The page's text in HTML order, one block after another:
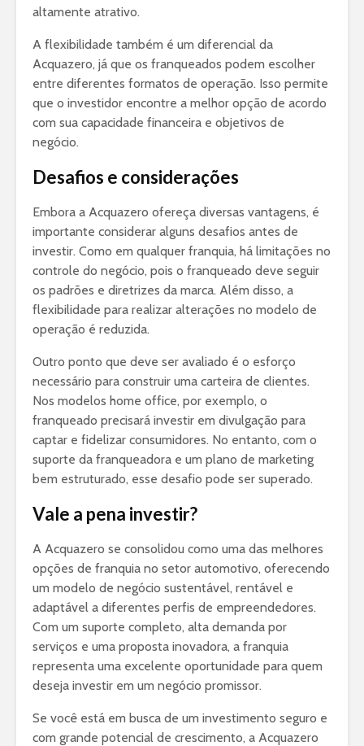
altamente atrativo.
A flexibilidade também é um diferencial da
Acquazero, já que os franqueados podem escolher
entre diferentes formatos de operação. Isso permite
que o investidor encontre a melhor opção de acordo
com sua capacidade financeira e objetivos de
negócio.
Desafios e considerações
Embora a Acquazero ofereça diversas vantagens, é
importante considerar alguns desafios antes de
investir. Como em qualquer franquia, há limitações no
controle do negócio, pois o franqueado deve seguir
os padrões e diretrizes da marca. Além disso, a
flexibilidade para realizar alterações no modelo de
operação é reduzida.
Outro ponto que deve ser avaliado é o esforço
necessário para construir uma carteira de clientes.
Nos modelos home office, por exemplo, o
franqueado precisará investir em divulgação para
captar e fidelizar consumidores. No entanto, com o
suporte da franqueadora e um plano de marketing
bem estruturado, esse desafio pode ser superado.
Vale a pena investir?
A Acquazero se consolidou como uma das melhores
opções de franquia no setor automotivo, oferecendo
um modelo de negócio sustentável, rentável e
adaptável a diferentes perfis de empreendedores.
Com um suporte completo, alta demanda por
serviços e uma proposta inovadora, a franquia
representa uma excelente oportunidade para quem
deseja investir em um negócio promissor.
Se você está em busca de um investimento seguro e
com grande potencial de crescimento, a Acquazero